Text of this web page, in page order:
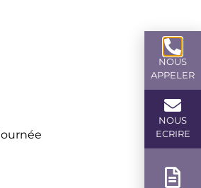
NOUS
APPELER
NOUS
ECRIRE